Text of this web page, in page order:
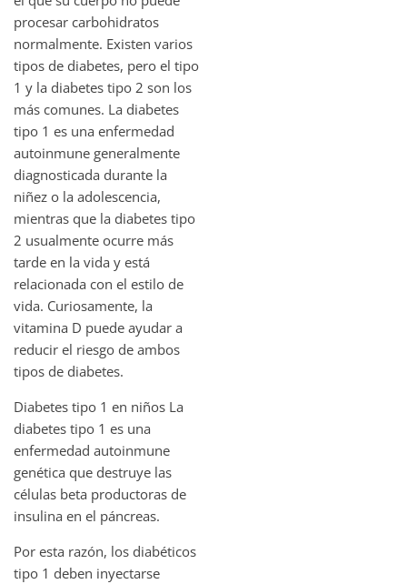
procesar carbohidratos
normalmente. Existen varios
tipos de diabetes, pero el tipo
1 y la diabetes tipo 2 son los
más comunes. La diabetes
tipo 1 es una enfermedad
autoinmune generalmente
diagnosticada durante la
niñez o la adolescencia,
mientras que la diabetes tipo
2 usualmente ocurre más
tarde en la vida y está
relacionada con el estilo de
vida. Curiosamente, la
vitamina D puede ayudar a
reducir el riesgo de ambos
tipos de diabetes.
Diabetes tipo 1 en niños La
diabetes tipo 1 es una
enfermedad autoinmune
genética que destruye las
células beta productoras de
insulina en el páncreas.
Por esta razón, los diabéticos
tipo 1 deben inyectarse